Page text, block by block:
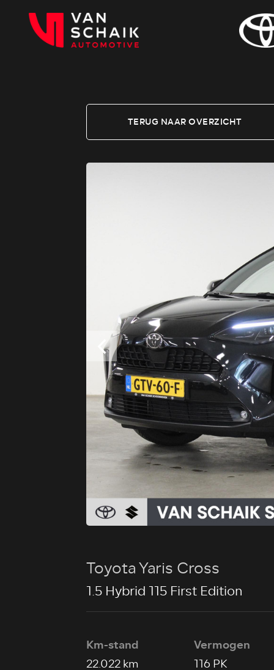
TERUG NAAR OVERZICHT
Toyota Yaris Cross
1.5 Hybrid 115 First Edition
Km-stand
22.022 km
Vermogen
116 PK